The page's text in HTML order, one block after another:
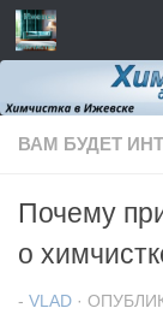
Перейти к
ВАМ БУДЕТ
Почему
о
- VLAD ·